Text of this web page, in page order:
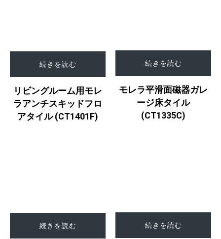
続きを読む
リビングルーム用モレ
ラアンチスキッドフロ
アタイル (CT1401F)
続きを読む
モレラ平滑面磁器ガレ
ージ床タイル
(CT1335C)
続きを読む 続きを読む